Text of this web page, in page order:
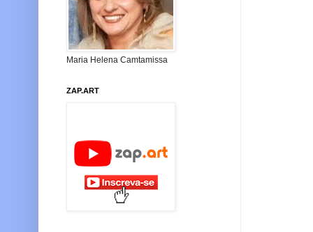
Maria Helena Camtamissa
ZAP.ART